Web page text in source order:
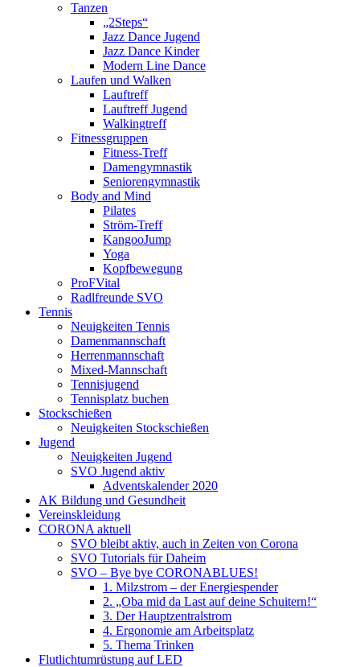
Tanzen
„2Steps“
Jazz Dance Jugend
Jazz Dance Kinder
Modern Line Dance
Laufen und Walken
Lauftreff
Lauftreff Jugend
Walkingtreff
Fitnessgruppen
Fitness-Treff
Damengymnastik
Seniorengymnastik
Body and Mind
Pilates
Ström-Treff
KangooJump
Yoga
Kopfbewegung
ProFVital
Radlfreunde SVO
Tennis
Neuigkeiten Tennis
Damenmannschaft
Herrenmannschaft
Mixed-Mannschaft
Tennisjugend
Tennisplatz buchen
Stockschießen
Neuigkeiten Stockschießen
Jugend
Neuigkeiten Jugend
SVO Jugend aktiv
Adventskalender 2020
AK Bildung und Gesundheit
Vereinskleidung
CORONA aktuell
SVO bleibt aktiv, auch in Zeiten von Corona
SVO Tutorials für Daheim
SVO – Bye bye CORONABLUES!
1. Milzstrom – der Energiespender
2. „Oba mid da Last auf deine Schuitern!“
3. Der Hauptzentralstrom
4. Ergonomie am Arbeitsplatz
5. Thema Trinken
Flutlichtumrüstung auf LED